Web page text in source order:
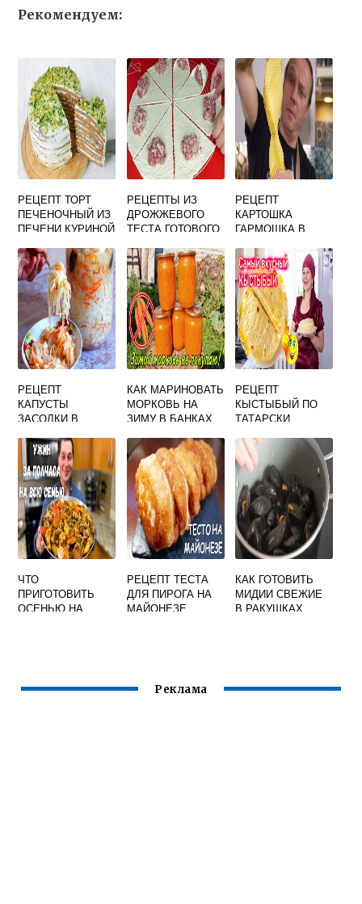
Рекомендуем:
РЕЦЕПТ ТОРТ
ПЕЧЕНОЧНЫЙ ИЗ
ПЕЧЕНИ КУРИНОЙ
МОРКОВЬЮ И
ЛУКОМ
РЕЦЕПТЫ ИЗ
ДРОЖЖЕВОГО
ТЕСТА ГОТОВОГО
РЕЦЕПТ
КАРТОШКА
ГАРМОШКА В
РЕЦЕПТ
КАПУСТЫ
ЗАСОЛКИ В
КАК МАРИНОВАТЬ
МОРКОВЬ НА
ЗИМУ В БАНКАХ
РЕЦЕПТ
РЕЦЕПТ
КЫСТЫБЫЙ ПО
ТАТАРСКИ
ЧТО
ПРИГОТОВИТЬ
ОСЕНЬЮ НА
РЕЦЕПТ ТЕСТА
ДЛЯ ПИРОГА НА
МАЙОНЕЗЕ
КАК ГОТОВИТЬ
МИДИИ СВЕЖИЕ
В РАКУШКАХ
Реклама